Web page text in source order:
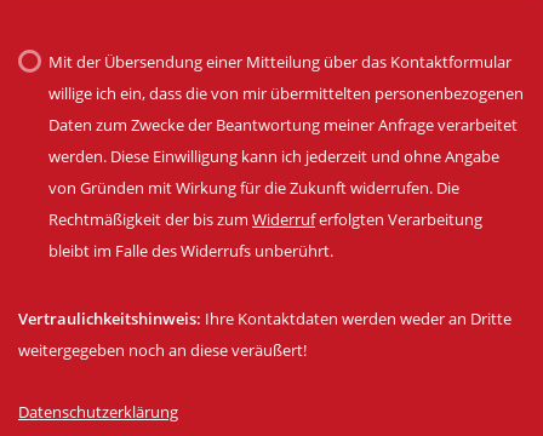
Mit der Übersendung einer Mitteilung über das Kontaktformular
willige ich ein, dass die von mir übermittelten personenbezogenen
Daten zum Zwecke der Beantwortung meiner Anfrage verarbeitet
werden. Diese Einwilligung kann ich jederzeit und ohne Angabe
von Gründen mit Wirkung für die Zukunft widerrufen. Die
Rechtmäßigkeit der bis zum Widerruferfolgten Verarbeitung
bleibt im Falle des Widerrufs unberührt.
Vertraulichkeitshinweis: Ihre Kontaktdaten werden weder an Dritte
weitergegeben noch an diese veräußert!
Datenschutzerklärung